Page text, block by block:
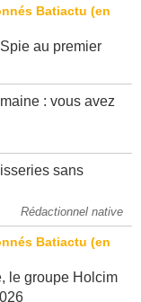
au premier
: vous avez
sans
Rédactionnel native
le groupe Holcim